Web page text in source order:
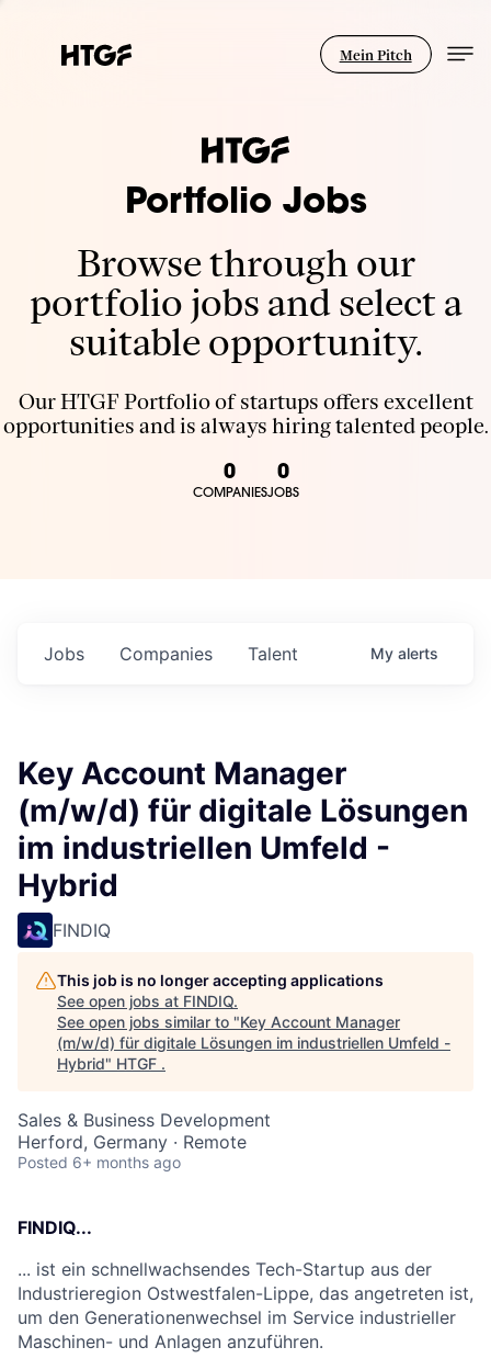
Mein Pitch
Portfolio Jobs
Browse through our
portfolio jobs and select a
suitable opportunity.
Our HTGF Portfolio of startups offers excellent
opportunities and is always hiring talented people.
0
COMPANIES
0
JOBS
Jobs Companies Talent My alerts
Key Account Manager
(m/w/d) für digitale Lösungen
im industriellen Umfeld -
Hybrid
FINDIQ
This job is no longer accepting applications
See open jobs at FINDIQ.
See open jobs similar to "Key Account Manager
(m/w/d) für digitale Lösungen im industriellen Umfeld -
Hybrid" HTGF .
Sales & Business Development
Herford, Germany · Remote
Posted 6+ months ago
FINDIQ...
... ist ein schnellwachsendes Tech-Startup aus der
Industrieregion Ostwestfalen-Lippe, das angetreten ist,
um den Generationenwechsel im Service industrieller
Maschinen- und Anlagen anzuführen.